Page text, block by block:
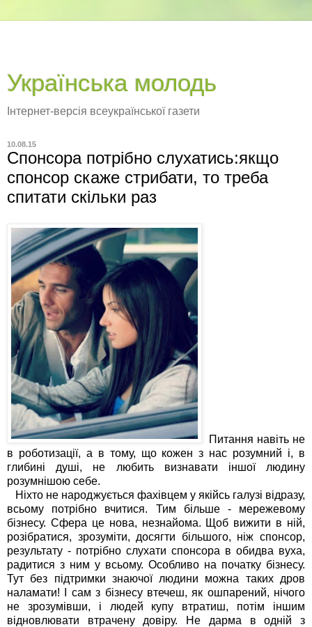
Українська молодь
Інтернет-версія всеукраїнської газети
10.08.15
Спонсора потрібно слухатись:якщо
спонсор скаже стрибати, то треба
спитати скільки раз
Питання навіть не
в роботизації, а в тому, що кожен з нас розумний і, в
глибині душі, не любить визнавати іншої людину
розумнішою себе.
Ніхто не народжується фахівцем у якійсь галузі відразу,
всьому потрібно вчитися. Тим більше - мережевому
бізнесу. Сфера це нова, незнайома. Щоб вижити в ній,
розібратися, зрозуміти, досягти більшого, ніж спонсор,
результату - потрібно слухати спонсора в обидва вуха,
радитися з ним у всьому. Особливо на початку бізнесу.
Тут без підтримки знаючої людини можна таких дров
наламати! І сам з бізнесу втечеш, як ошпарений, нічого
не зрозумівши, і людей купу втратиш, потім іншим
відновлювати втрачену довіру. Не дарма в одній з